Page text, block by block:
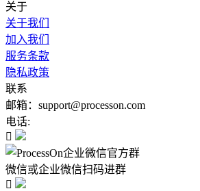
关于
关于我们
加入我们
服务条款
隐私政策
联系
邮箱：support@processon.com
电话:

微信或企业微信扫码进群
